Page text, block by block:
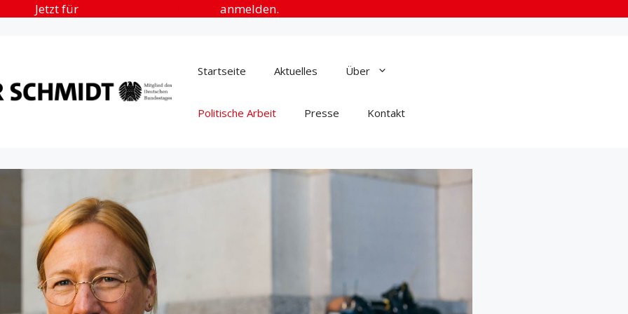
Jetzt für anmelden.
Startseite Aktuelles Über
Politische Arbeit Presse Kontakt